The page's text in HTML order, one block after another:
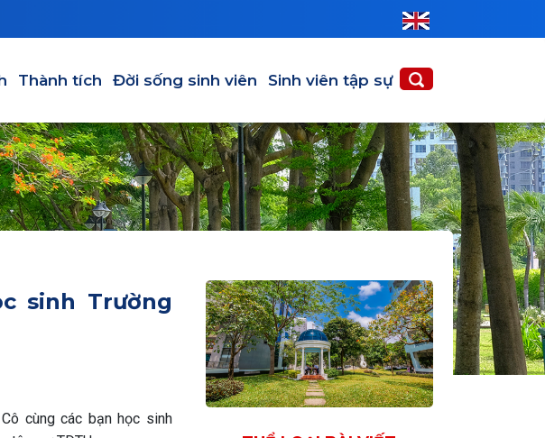
Thành tích Đời sống sinh viên Sinh viên tập sự
sinh Trường
cùng các bạn học sinh